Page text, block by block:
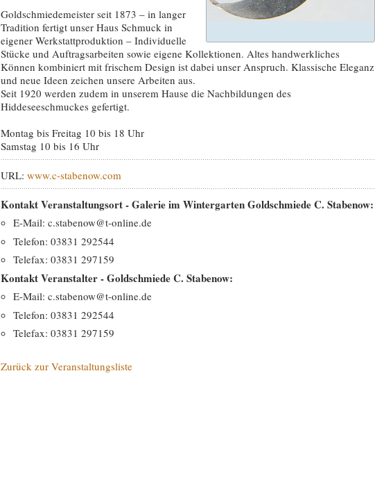
Goldschmiedemeister seit 1873 – in langer
Tradition fertigt unser Haus Schmuck in
eigener Werkstattproduktion – Individuelle
Stücke und Auftragsarbeiten sowie eigene Kollektionen. Altes handwerkliches
Können kombiniert mit frischem Design ist dabei unser Anspruch. Klassische Eleganz
und neue Ideen zeichen unsere Arbeiten aus.
Seit 1920 werden zudem in unserem Hause die Nachbildungen des
Hiddeseeschmuckes gefertigt.
Montag bis Freitag 10 bis 18 Uhr
Samstag 10 bis 16 Uhr
URL: www.c-stabenow.com
Kontakt Veranstaltungsort - Galerie im Wintergarten Goldschmiede C. Stabenow:
E-Mail: c.stabenow@t-online.de
Telefon: 03831 292544
Telefax: 03831 297159
Kontakt Veranstalter - Goldschmiede C. Stabenow:
E-Mail: c.stabenow@t-online.de
Telefon: 03831 292544
Telefax: 03831 297159
Zurück zur Veranstaltungsliste